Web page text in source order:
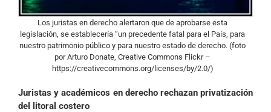
Los juristas en derecho alertaron que de aprobarse esta
legislación, se establecería “un precedente fatal para el País, para
nuestro patrimonio público y para nuestro estado de derecho. (foto
por Arturo Donate, Creative Commons Flickr –
https://creativecommons.org/licenses/by/2.0/)
Juristas y académicos en derecho rechazan privatización
del litoral costero